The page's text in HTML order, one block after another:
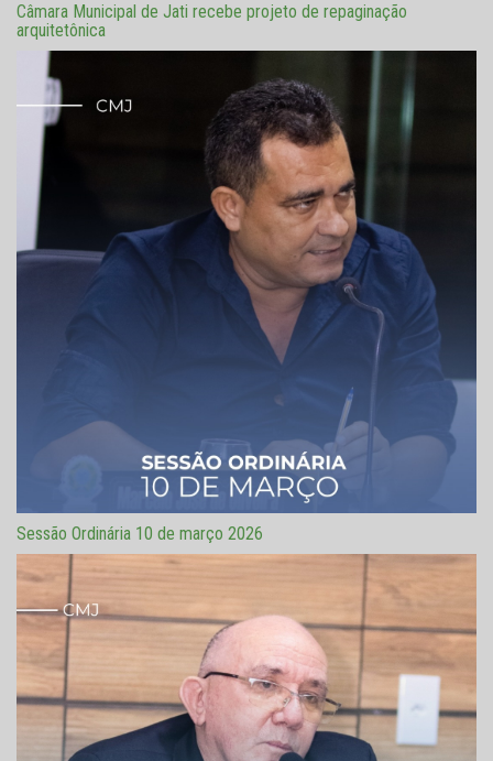
Câmara Municipal de Jati recebe projeto de repaginação
arquitetônica
Sessão Ordinária 10 de março 2026